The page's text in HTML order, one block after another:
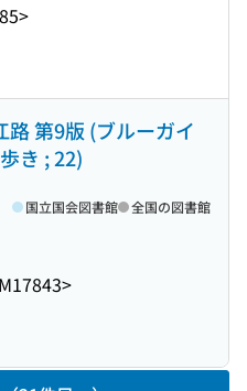
路 第9版 (ブルーガイ
き ; 22)
国立国会図書館 全国の図書館